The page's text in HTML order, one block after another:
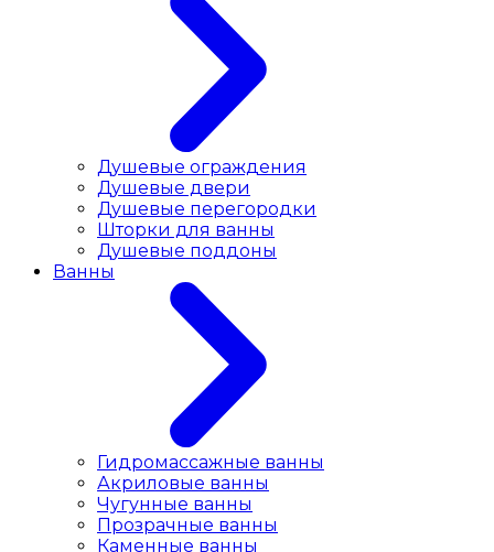
Душевые ограждения
Душевые двери
Душевые перегородки
Шторки для ванны
Душевые поддоны
Ванны
Гидромассажные ванны
Акриловые ванны
Чугунные ванны
Прозрачные ванны
Каменные ванны